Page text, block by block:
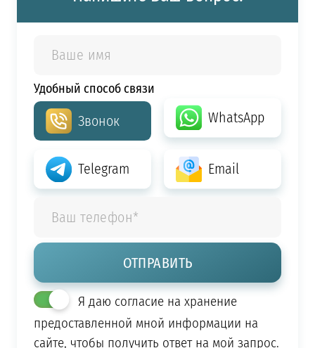
Удобный способ связи
Звонок WhatsApp
Telegram Email
Я даю согласие на хранение
предоставленной мной информации на
сайте, чтобы получить ответ на мой запрос.